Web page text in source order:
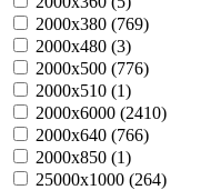
2000х380 (769)
2000х480 (3)
2000х500 (776)
2000х510 (1)
2000х6000 (2410)
2000х640 (766)
2000х850 (1)
25000х1000 (264)